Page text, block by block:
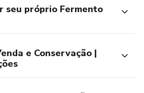
seu próprio Fermento
e Conservação |